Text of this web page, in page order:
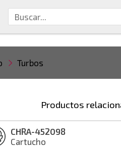
Turbos
Productos
CHRA-452098
Cartucho